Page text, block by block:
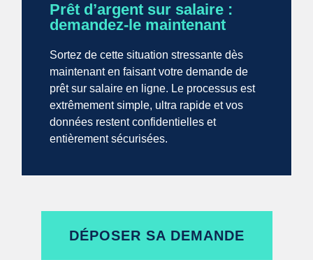
Prêt d’argent sur salaire :
demandez-le maintenant
Sortez de cette situation stressante dès
maintenant en faisant votre demande de
prêt sur salaire en ligne. Le processus est
extrêmement simple, ultra rapide et vos
données restent confidentielles et
entièrement sécurisées.
DÉPOSER SA DEMANDE